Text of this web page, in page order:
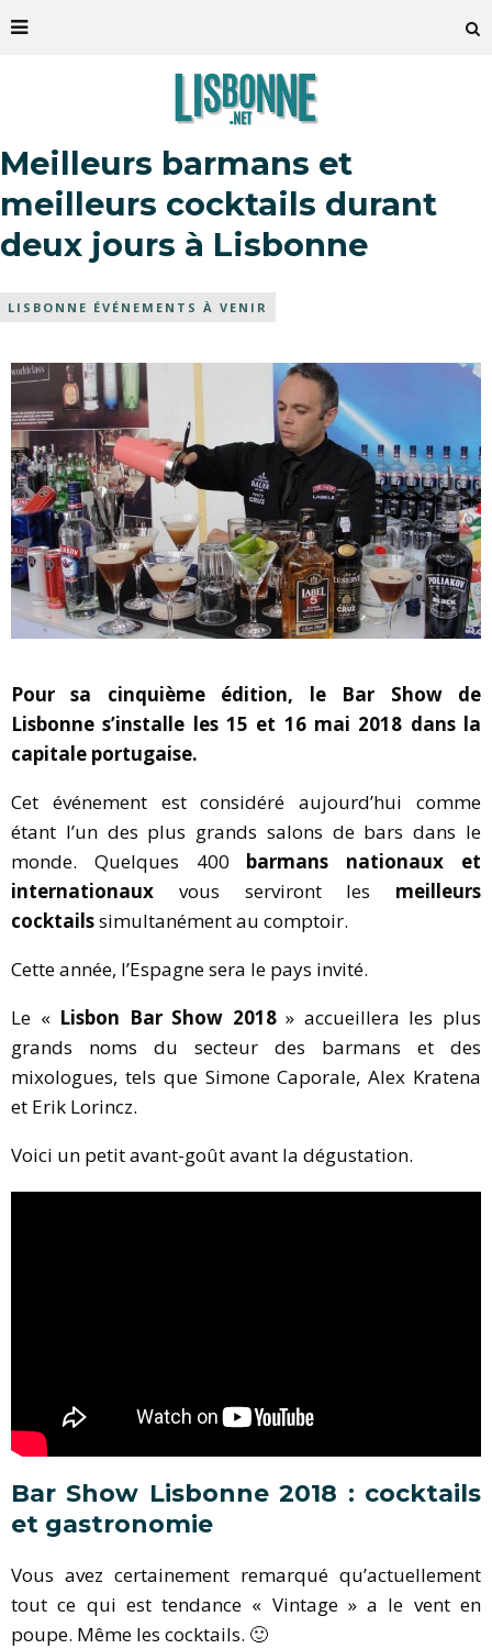
Meilleurs barmans et
meilleurs cocktails durant
deux jours à Lisbonne
LISBONNE ÉVÉNEMENTS À VENIR
Pour sa cinquième édition, le Bar Show de
Lisbonne s’installe les 15 et 16 mai 2018 dans la
capitale portugaise.
Cet événement est considéré aujourd’hui comme
étant l’un des plus grands salons de bars dans le
monde. Quelques 400 barmans nationaux et
internationaux vous serviront les meilleurs
cocktailssimultanément au comptoir.
Cette année, l’Espagne sera le pays invité.
Le « Lisbon Bar Show 2018» accueillera les plus
grands noms du secteur des barmans et des
mixologues, tels que Simone Caporale, Alex Kratena
et Erik Lorincz.
Voici un petit avant-goût avant la dégustation.
Bar Show Lisbonne 2018 : cocktails
et gastronomie
Vous avez certainement remarqué qu’actuellement
tout ce qui est tendance « Vintage » a le vent en
poupe. Même les cocktails. 🙂